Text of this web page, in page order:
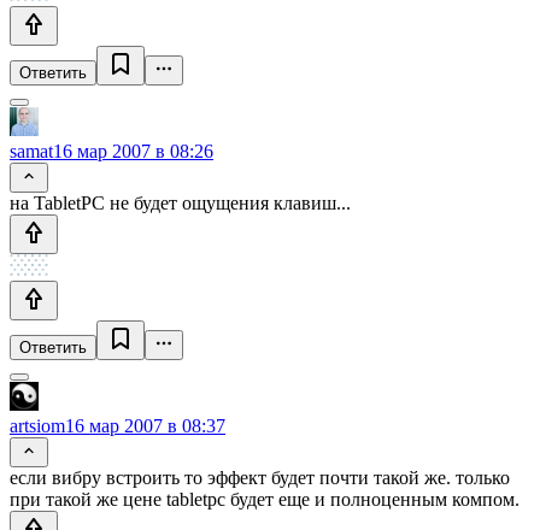
Ответить
samat16 мар 2007 в 08:26
на TabletPC не будет ощущения клавиш...
Ответить
artsiom16 мар 2007 в 08:37
если вибру встроить то эффект будет почти такой же. только
при такой же цене tabletpc будет еще и полноценным компом.